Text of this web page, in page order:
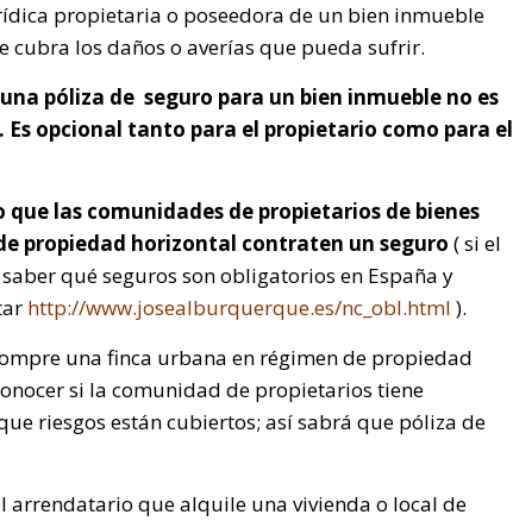
propietaria o poseedora de un bien inmueble
cubra los daños o averías que pueda sufrir.
póliza de seguro para un bien inmueble no es
opcional tanto para el propietario como para el
las comunidades de propietarios de bienes
propiedad horizontal contraten un seguro ( si el
qué seguros son obligatorios en España y
http://www.josealburquerque.es/nc_obl.html ).
una finca urbana en régimen de propiedad
si la comunidad de propietarios tiene
riesgos están cubiertos; así sabrá que póliza de
arrendatario que alquile una vivienda o local de